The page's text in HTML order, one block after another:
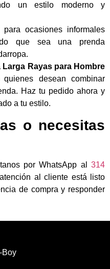
un estilo moderno y
ocasiones informales
que sea una prenda
Larga Rayas para Hombre
desean combinar
Haz tu pedido ahora y
a tu estilo.
o necesitas
por WhatsApp al 314
al cliente está listo
de compra y responder
Boy